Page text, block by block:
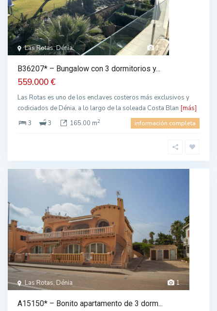
1
Las Rotas, Dénia
B36207* – Bungalow con 3 dormitorios y...
559.000 €
Las Rotas es uno de los enclaves costeros más exclusivos y
codiciados de Dénia, a lo largo de la soleada Costa Blan [más]
3
3 165.00 m2 información completa
1
Las Rotas, Dénia
A15150* – Bonito apartamento de 3 dorm...